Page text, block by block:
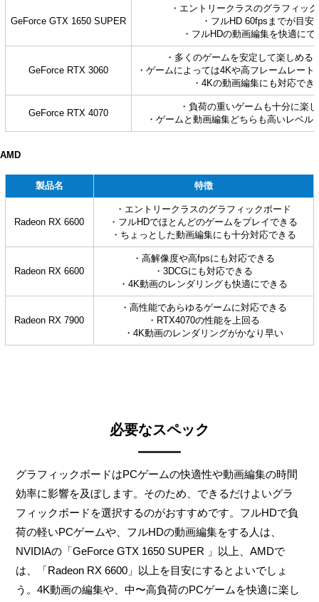
GeForce GTX 1650 SUPER
・エントリークラスのグラフィッ
・フルHD 60fpsまでが目安
・フルHDの動画編集を快適にで
GeForce RTX 3060
・多くのゲームを安定して楽しめる
・ゲームによっては4Kや高フレームレート
・4Kの動画編集にも対応でき
GeForce RTX 4070
・負荷の重いゲームも十分に楽
・ゲームと動画編集どちらも高いレベル
AMD
製品名 特徴
Radeon RX 6600
・エントリークラスのグラフィックボード
・フルHDでほとんどのゲームをプレイできる
・ちょっとした動画編集にも十分対応できる
Radeon RX 6600
・高解像度や高fpsにも対応できる
・3DCGにも対応できる
・4K動画のレンダリングも快適にできる
Radeon RX 7900
・高性能であらゆるゲームに対応できる
・RTX4070の性能を上回る
・4K動画のレンダリングがかなり早い
必要なスペック
グラフィックボードはPCゲームの快適性や動画編集の時間
効率に影響を及ぼします。そのため、できるだけよいグラ
フィックボードを選択するのがおすすめです。フルHDで負
荷の軽いPCゲームや、フルHDの動画編集をする人は、
NVIDIAの「GeForce GTX 1650 SUPER 」以上、AMDで
は、「Radeon RX 6600」以上を目安にするとよいでしょ
う。4K動画の編集や、中〜高負荷のPCゲームを快適に楽し